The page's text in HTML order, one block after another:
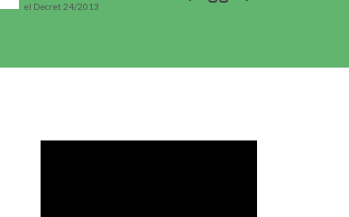
el Decret 24/2013